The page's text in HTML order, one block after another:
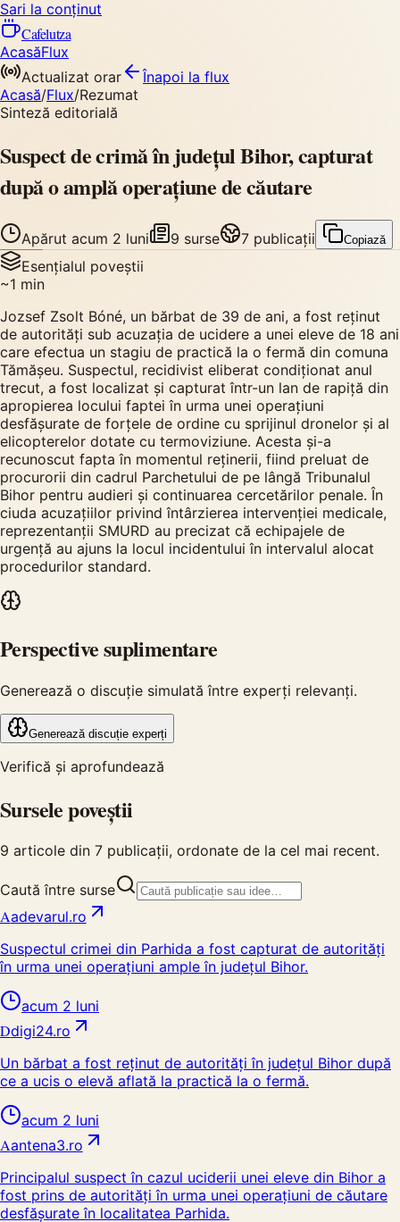
Sari la conținut
Cafelutza
AcasăFlux
Actualizat orar
Înapoi la flux
Acasă/Flux/Rezumat
Sinteză editorială
Suspect de crimă în județul Bihor, capturat
după o amplă operațiune de căutare
Apărut acum 2 luni 9 surse 7 publicații Copiază
Esențialul poveștii
~1 min
Jozsef Zsolt Bóné, un bărbat de 39 de ani, a fost reținut
de autorități sub acuzația de ucidere a unei eleve de 18 ani
care efectua un stagiu de practică la o fermă din comuna
Tămășeu. Suspectul, recidivist eliberat condiționat anul
trecut, a fost localizat și capturat într-un lan de rapiță din
apropierea locului faptei în urma unei operațiuni
desfășurate de forțele de ordine cu sprijinul dronelor și al
elicopterelor dotate cu termoviziune. Acesta și-a
recunoscut fapta în momentul reținerii, fiind preluat de
procurorii din cadrul Parchetului de pe lângă Tribunalul
Bihor pentru audieri și continuarea cercetărilor penale. În
ciuda acuzațiilor privind întârzierea intervenției medicale,
reprezentanții SMURD au precizat că echipajele de
urgență au ajuns la locul incidentului în intervalul alocat
procedurilor standard.
Perspective suplimentare
Generează o discuție simulată între experți relevanți.
Generează discuție experți
Verifică și aprofundează
Sursele poveștii
9 articole din 7 publicații, ordonate de la cel mai recent.
Caută între surse
Aadevarul.ro
Suspectul crimei din Parhida a fost capturat de autorități
în urma unei operațiuni ample în județul Bihor.
acum 2 luni
Ddigi24.ro
Un bărbat a fost reținut de autorități în județul Bihor după
ce a ucis o elevă aflată la practică la o fermă.
acum 2 luni
Aantena3.ro
Principalul suspect în cazul uciderii unei eleve din Bihor a
fost prins de autorități în urma unei operațiuni de căutare
desfășurate în localitatea Parhida.